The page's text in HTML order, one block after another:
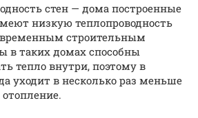
стен — дома построенные
низкую теплопроводность
строительным
в таких домах способны
тепло внутри, поэтому в
уходит в несколько раз меньше
отопление.